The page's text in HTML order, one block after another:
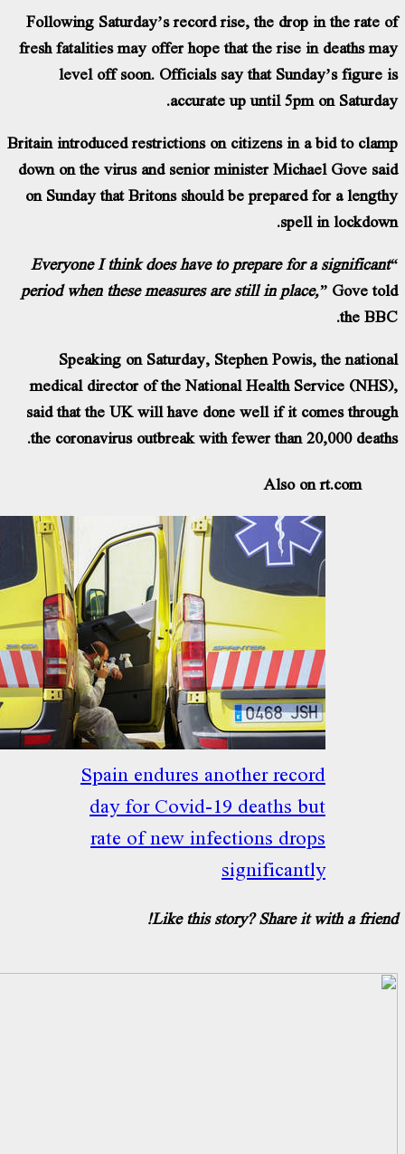
Following Saturday’s record rise, the
fresh fatalities may offer hope that the rise
level off soon. Officials say that
accurate up until
Britain introduced restrictions on citizens in
down on the virus and senior minister
on Sunday that Britons should be
“Everyone I think does have to prepare for
period when these measures are still in
Speaking on Saturday, Stephen
medical director of the National Health
said that the UK will have done well if it
the coronavirus outbreak with fewer than
Also
Spain endures another
day for Covid-19 deaths
rate of new infections
Like this story? Share